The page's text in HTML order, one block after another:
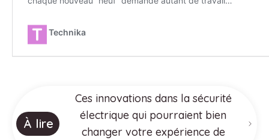
À lire
Ces innovations dans la sécurité
électrique qui pourraient bien
changer votre expérience de